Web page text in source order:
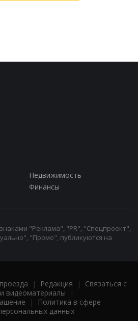
Недвижимость
Финансы
"Реклама", "PR", "Спецпроект",
"Промо", публикуются на
| Редакция | Связаться с
видеоматериалы |
|
Политика в сфере
данных